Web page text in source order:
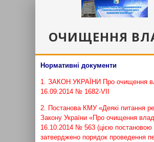
ОЧИЩЕННЯ
Нормативні документи
1. ЗАКОН УКРАЇНИ Про очищення
16.09.2014 № 1682-VII
2. Постанова КМУ «Деякі питання
Закону України «Про очищення
16.10.2014 № 563 (цією постановою
затверджено порядок проведення